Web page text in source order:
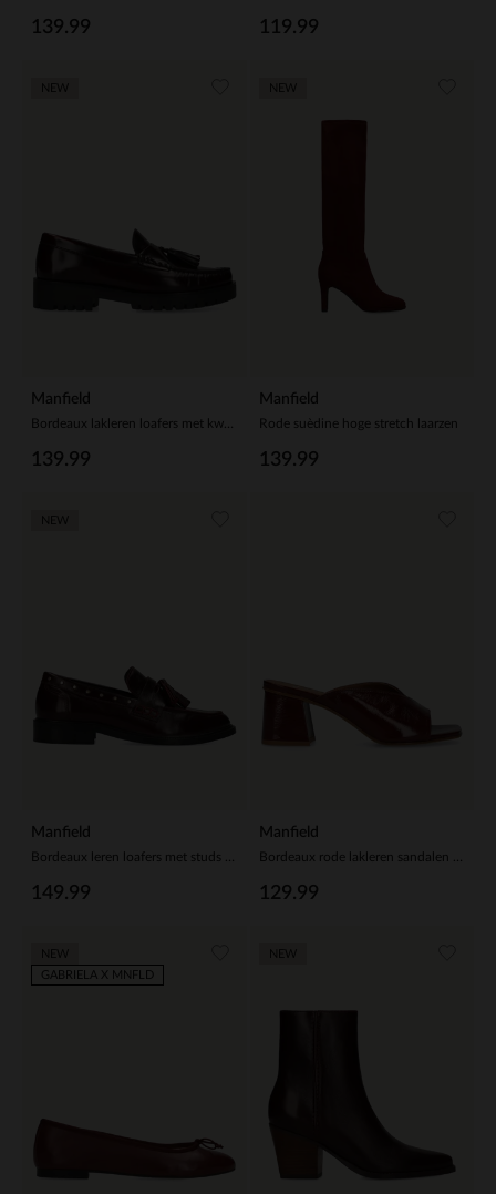
139.99 119.99
Manfield
139.99
Manfield
Rode suèdine hoge stretch laarzen
139.99
Manfield
149.99
Manfield
129.99
GABRIELA X MNFLD